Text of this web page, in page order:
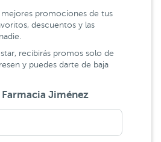
mejores promociones de tus
descuentos y las
recibirás promos solo de
y puedes darte de baja
Farmacia Jiménez